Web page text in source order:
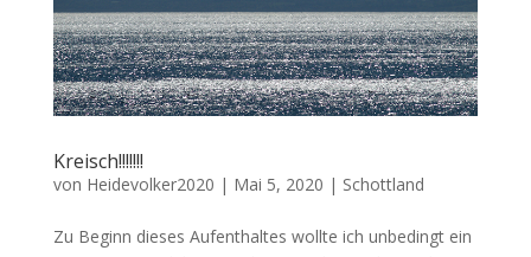
Kreisch!!!!!!!
von Heidevolker2020 | Mai 5, 2020 | Schottland
Zu Beginn dieses Aufenthaltes wollte ich unbedingt ein